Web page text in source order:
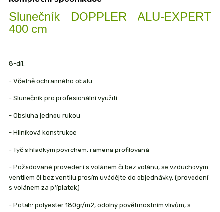
Slunečník DOPPLER ALU-EXPERT
400 cm
8-díl.
- Včetně ochranného obalu
- Slunečník pro profesionální využití
- Obsluha jednou rukou
- Hliníková konstrukce
- Tyč s hladkým povrchem, ramena profilovaná
- Požadované provedení s volánem či bez volánu, se vzduchovým
ventilem či bez ventilu prosím uvádějte do objednávky, (provedení
s volánem za příplatek)
- Potah: polyester 180gr/m2, odolný povětrnostním vlivům, s